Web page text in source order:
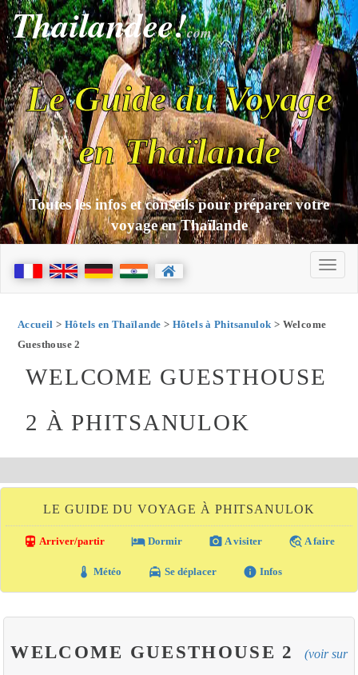
Thailandee!com
Le Guide du Voyage
en Thaïlande
Toutes les infos et conseils pour préparer votre
voyage en Thaïlande
Accueil > Hôtels en Thaïlande > Hôtels à Phitsanulok > Welcome
Guesthouse 2
WELCOME GUESTHOUSE
2 À PHITSANULOK
LE GUIDE DU VOYAGE À PHITSANULOK
directions_transit Arriver/partir local_hotel Dormir photo_camera A visiter travel_explore A faire
thermostat Météo local_taxi Se déplacer info Infos
WELCOME GUESTHOUSE 2 (voir sur